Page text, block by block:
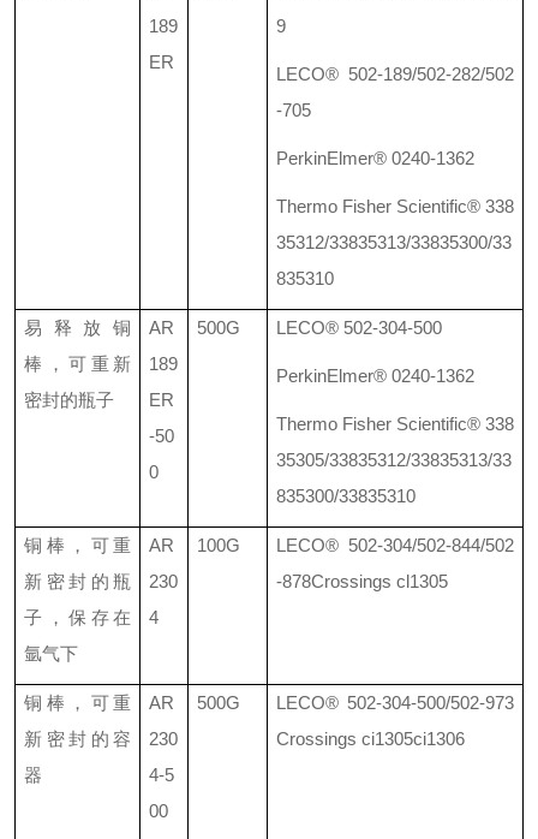
189
ER
9
LECO® 502-189/502-282/502
-705
PerkinElmer® 0240-1362
Thermo Fisher Scientific® 338
35312/33835313/33835300/33
835310
易释放铜
棒，可重新
密封的瓶子
AR
189
ER
-50
0
500G LECO® 502-304-500
PerkinElmer® 0240-1362
Thermo Fisher Scientific® 338
35305/33835312/33835313/33
835300/33835310
铜棒，可重
新密封的瓶
子，保存在
氩气下
AR
230
4
100G LECO® 502-304/502-844/502
-878Crossings cl1305
铜棒，可重
新密封的容
器
AR
230
4-5
00
500G LECO® 502-304-500/502-973
Crossings ci1305ci1306